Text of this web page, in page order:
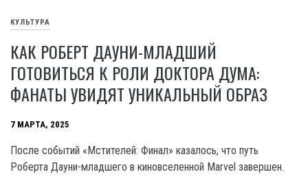
КУЛЬТУРА
КАК РОБЕРТ ДАУНИ-МЛАДШИЙ
ГОТОВИТЬСЯ К РОЛИ ДОКТОРА ДУМА:
ФАНАТЫ УВИДЯТ УНИКАЛЬНЫЙ ОБРАЗ
7 МАРТА, 2025
После событий «Мстителей: Финал» казалось, что путь
Роберта Дауни-младшего в киновселенной Marvel завершен.